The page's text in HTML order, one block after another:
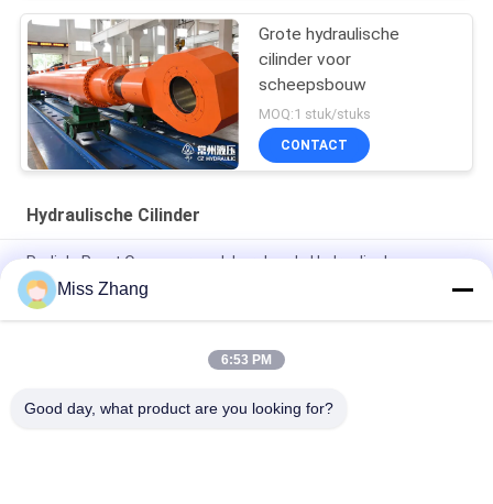
Grote hydraulische
cilinder voor
scheepsbouw
MOQ:1 stuk/stuks
CONTACT
Hydraulische Cilinder
Radiale Poort Op zwaar werk berekende Hydraulische
Cilinder/Hijstoestelcilinder voor Olieindustrie
Van het de Cilinderroestvrije staal van de olieindustrie het
Miss Zhang
6:53 PM
Good day, what product are you looking for?